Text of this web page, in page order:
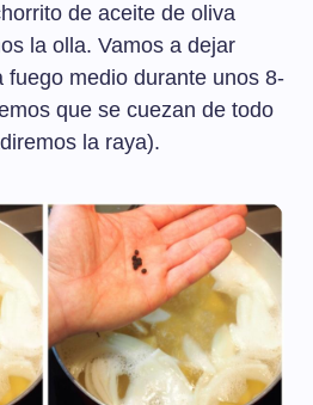
de aceite de oliva
la olla. Vamos a dejar
fuego medio durante unos 8-
que se cuezan de todo
la raya).